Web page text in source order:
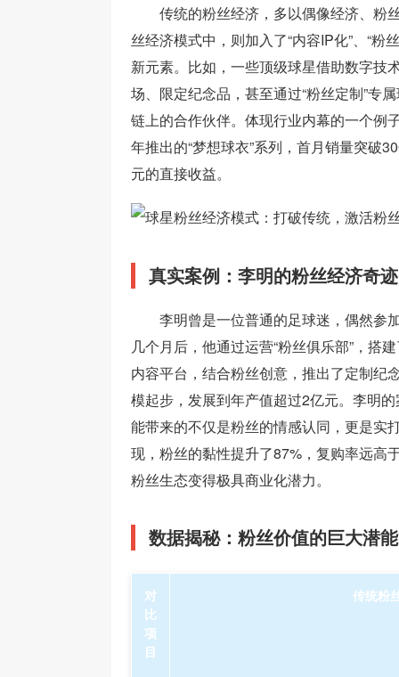
传统的粉丝经济，多以偶像经济、粉
丝经济模式中，则加入了“内容IP化”、“粉
新元素。比如，一些顶级球星借助数字技
场、限定纪念品，甚至通过“粉丝定制”专
链上的合作伙伴。体现行业内幕的一个例
年推出的“梦想球衣”系列，首月销量突破
元的直接收益。
真实案例：李明的粉丝经济奇迹
李明曾是一位普通的足球迷，偶然参
几个月后，他通过运营“粉丝俱乐部”，搭
内容平台，结合粉丝创意，推出了定制纪
模起步，发展到年产值超过2亿元。李明
能带来的不仅是粉丝的情感认同，更是实
现，粉丝的黏性提升了87%，复购率远高
粉丝生态变得极具商业化潜力。
数据揭秘：粉丝价值的巨大潜能
对
比
项
目
传统粉